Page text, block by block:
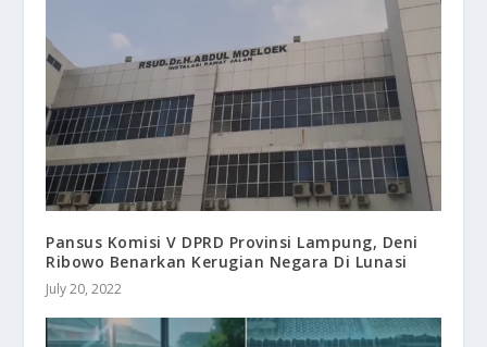
Pansus Komisi V DPRD Provinsi Lampung, Deni
Ribowo Benarkan Kerugian Negara Di Lunasi
July 20, 2022